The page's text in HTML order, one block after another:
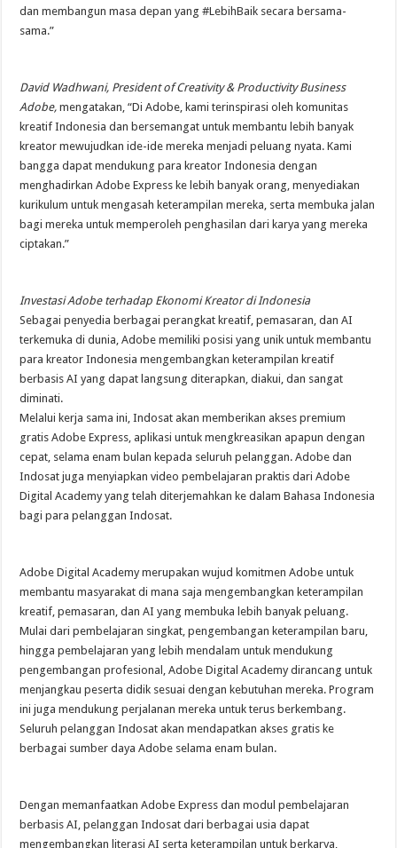
dan membangun masa depan yang #LebihBaik secara bersama-
sama.”
David Wadhwani, President of Creativity & Productivity Business
Adobe, mengatakan, “Di Adobe, kami terinspirasi oleh komunitas
kreatif Indonesia dan bersemangat untuk membantu lebih banyak
kreator mewujudkan ide-ide mereka menjadi peluang nyata. Kami
bangga dapat mendukung para kreator Indonesia dengan
menghadirkan Adobe Express ke lebih banyak orang, menyediakan
kurikulum untuk mengasah keterampilan mereka, serta membuka jalan
bagi mereka untuk memperoleh penghasilan dari karya yang mereka
ciptakan.”
Investasi Adobe terhadap Ekonomi Kreator di Indonesia
Sebagai penyedia berbagai perangkat kreatif, pemasaran, dan AI
terkemuka di dunia, Adobe memiliki posisi yang unik untuk membantu
para kreator Indonesia mengembangkan keterampilan kreatif
berbasis AI yang dapat langsung diterapkan, diakui, dan sangat
diminati.
Melalui kerja sama ini, Indosat akan memberikan akses premium
gratis Adobe Express, aplikasi untuk mengkreasikan apapun dengan
cepat, selama enam bulan kepada seluruh pelanggan. Adobe dan
Indosat juga menyiapkan video pembelajaran praktis dari Adobe
Digital Academy yang telah diterjemahkan ke dalam Bahasa Indonesia
bagi para pelanggan Indosat.
Adobe Digital Academy merupakan wujud komitmen Adobe untuk
membantu masyarakat di mana saja mengembangkan keterampilan
kreatif, pemasaran, dan AI yang membuka lebih banyak peluang.
Mulai dari pembelajaran singkat, pengembangan keterampilan baru,
hingga pembelajaran yang lebih mendalam untuk mendukung
pengembangan profesional, Adobe Digital Academy dirancang untuk
menjangkau peserta didik sesuai dengan kebutuhan mereka. Program
ini juga mendukung perjalanan mereka untuk terus berkembang.
Seluruh pelanggan Indosat akan mendapatkan akses gratis ke
berbagai sumber daya Adobe selama enam bulan.
Dengan memanfaatkan Adobe Express dan modul pembelajaran
berbasis AI, pelanggan Indosat dari berbagai usia dapat
mengembangkan literasi AI serta keterampilan untuk berkarya,